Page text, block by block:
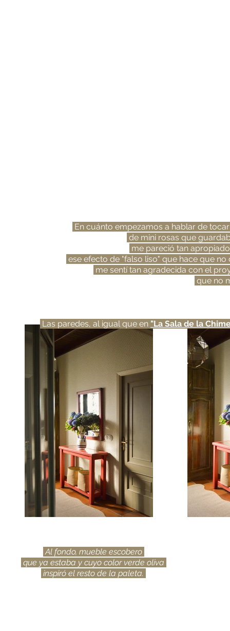
En cuánto empezamos a hablar de
de mini rosas que
me pareció tan
ese efecto de "falso liso" que hace que
me sentí tan agradecida con el
que no
Las paredes, al igual que en "La Sala de la
Al fondo, mueble escobero
que ya estaba y cuyo color verde oliva
inspiró el resto de la paleta.